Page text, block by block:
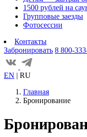
1500 рублей на
Групповые заезды
Фотосессии
Контакты
Забронировать 8 800-
EN | RU
Главная
Бронирование